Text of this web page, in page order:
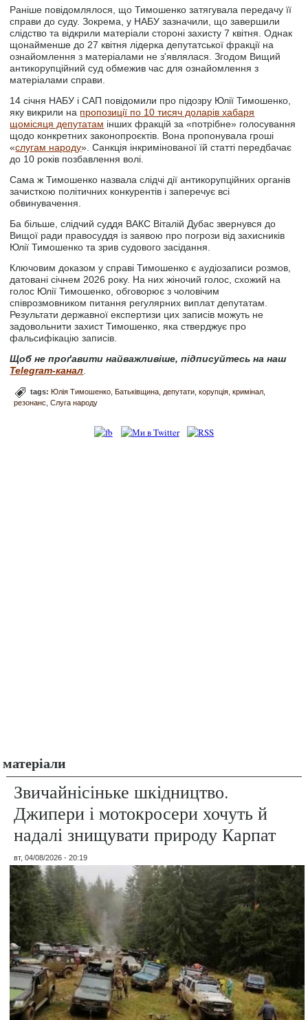
Раніше повідомлялося, що Тимошенко затягувала передачу її
справи до суду. Зокрема, у НАБУ зазначили, що завершили
слідство та відкрили матеріали стороні захисту 7 квітня. Однак
щонайменше до 27 квітня лідерка депутатської фракції на
ознайомлення з матеріалами не з'являлася. Згодом Вищий
антикорупційний суд обмежив час для ознайомлення з
матеріалами справи.
14 січня НАБУ і САП повідомили про підозру Юлії Тимошенко,
яку викрили на пропозиції по 10 тисяч доларів хабаря
щомісяця депутатам інших фракцій за «потрібне» голосування
щодо конкретних законопроєктів. Вона пропонувала гроші
«слугам народу». Санкція інкримінованої їй статті передбачає
до 10 років позбавлення волі.
Сама ж Тимошенко назвала слідчі дії антикорупційних органів
зачисткою політичних конкурентів і заперечує всі
обвинувачення.
Ба більше, слідчий суддя ВАКС Віталій Дубас звернувся до
Вищої ради правосуддя із заявою про погрози від захисників
Юлії Тимошенко та зрив судового засідання.
Ключовим доказом у справі Тимошенко є аудіозаписи розмов,
датовані січнем 2026 року. На них жіночий голос, схожий на
голос Юлії Тимошенко, обговорює з чоловічим
співрозмовником питання регулярних виплат депутатам.
Результати державної експертизи цих записів можуть не
задовольнити захист Тимошенко, яка стверджує про
фальсифікацію записів.
Щоб не проґавити найважливіше, підписуйтесь на наш
Telegram-канал
tags:Юлія Тимошенко Батьківщина депутати корупція кримінал
резонанс
Слуга народу
матеріали
Звичайнісіньке шкідництво.
Джипери і мотокросери хочуть й
надалі знищувати природу Карпат
вт, 04/08/2026 - 20:19